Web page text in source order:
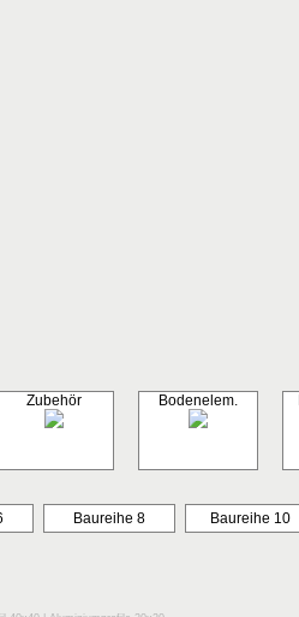
Zubehör Bodenelem.
Baureihe 8 Baureihe 10